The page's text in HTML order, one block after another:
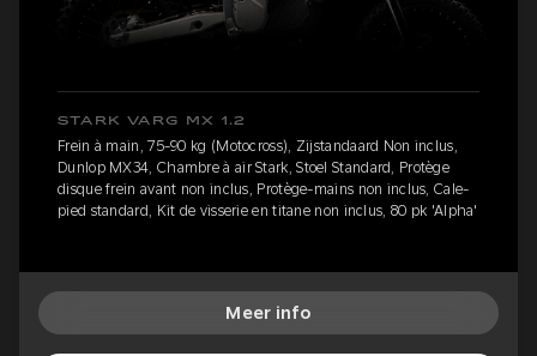
STARK VARG MX 1.2
Frein à main, 75-90 kg (Motocross), Zijstandaard Non inclus,
Dunlop MX34, Chambre à air Stark, Stoel Standard, Protège
disque frein avant non inclus, Protège-mains non inclus, Cale-
pied standard, Kit de visserie en titane non inclus, 80 pk 'Alpha'
Meer info